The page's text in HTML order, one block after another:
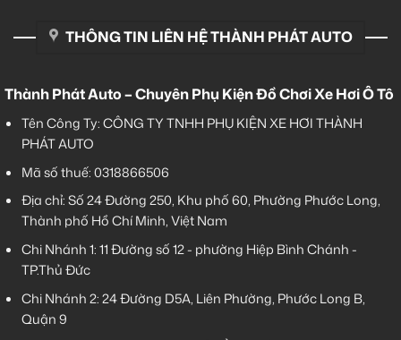
THÔNG TIN LIÊN HỆ THÀNH PHÁT AUTO
Thành Phát Auto – Chuyên Phụ Kiện Đồ Chơi Xe Hơi Ô Tô
Tên Công Ty: CÔNG TY TNHH PHỤ KIỆN XE HƠI THÀNH
PHÁT AUTO
Mã số thuế: 0318866506
Địa chỉ: Số 24 Đường 250, Khu phố 60, Phường Phước Long,
Thành phố Hồ Chí Minh, Việt Nam
Chi Nhánh 1:11 Đường số 12 - phường Hiệp Bình Chánh -
TP.Thủ Đức
Chi Nhánh 2:24 Đường D5A, Liên Phường, Phước Long B,
Quận 9